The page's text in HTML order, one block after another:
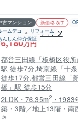
古マンション 新価格 8/7
ームデコ
リフォーム
んしん仲介保証
加賀ガーデンハイツ
6,180万円
都営三田線「板橋区役
駅 徒歩7分,埼京線「十
徒歩17分,都営三田線「
橋」駅 徒歩15分
2LDK・76.35m2 ・1983
築・3階／地上13階・南